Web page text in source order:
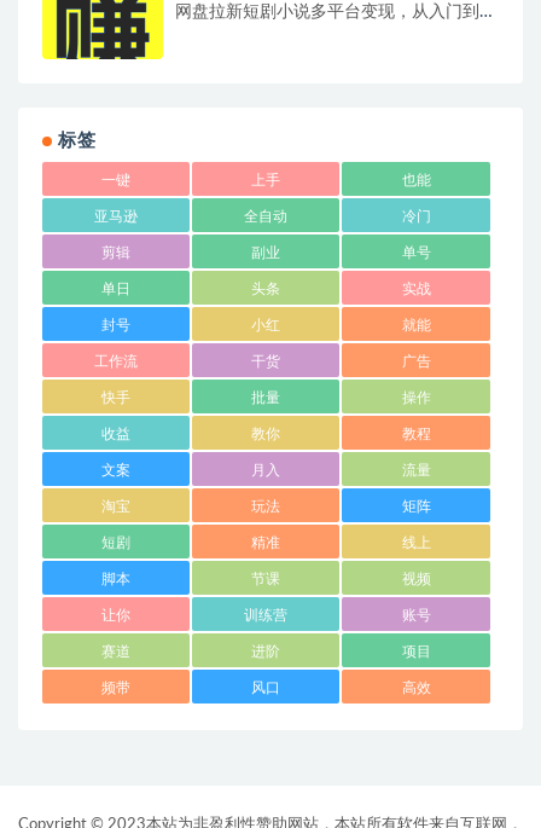
网盘拉新短剧小说多平台变现，从入门到高
标签
一键 上手 也能
亚马逊 全自动 冷门
剪辑 副业 单号
单日 头条 实战
封号 小红 就能
工作流 干货 广告
快手 批量 操作
收益 教你 教程
文案 月入 流量
淘宝 玩法 矩阵
短剧 精准 线上
脚本 节课 视频
让你 训练营 账号
赛道 进阶 项目
频带 风口 高效
Copyright © 2023本站为非盈利性赞助网站，本站所有软件来自互联网，